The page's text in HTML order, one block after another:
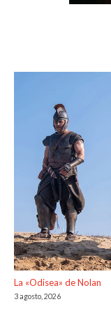
La «Odisea» de Nolan
3 agosto, 2026